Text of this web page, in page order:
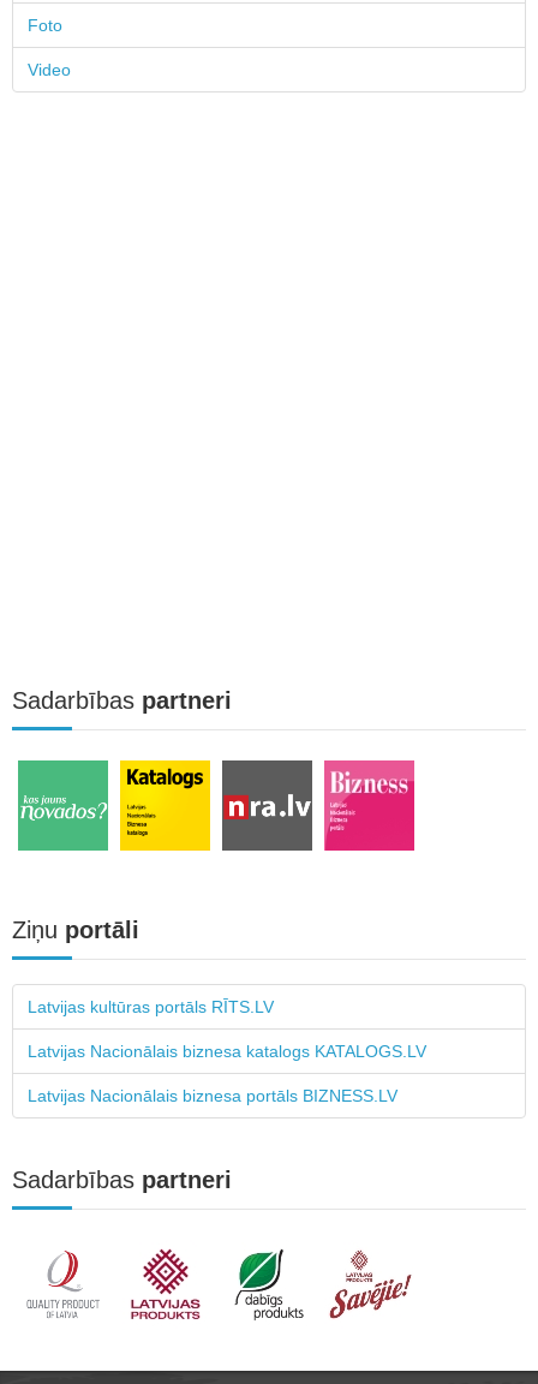
Foto
Video
Sadarbības partneri
Ziņu portāli
Latvijas kultūras portāls RĪTS.LV
Latvijas Nacionālais biznesa katalogs KATALOGS.LV
Latvijas Nacionālais biznesa portāls BIZNESS.LV
Sadarbības partneri